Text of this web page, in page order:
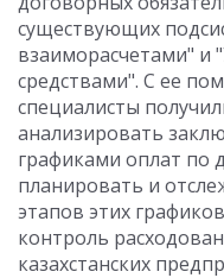
существующих
взаиморасчетами"
средствами". С ее
специалисты
анализировать
графиками оплат по
планировать и
этапов этих
контроль
казахстанских